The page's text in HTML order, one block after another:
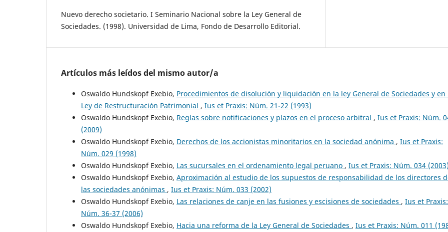
Nuevo derecho societario. I Seminario Nacional sobre la Ley General de
Sociedades. (1998). Universidad de Lima, Fondo de Desarrollo Editorial.
Artículos más leídos del mismo autor/a
Oswaldo Hundskopf Exebio, Procedimientos de disolución y liquidación en la ley General de Sociedades y en
Ley de Restructuración Patrimonial , Ius et Praxis: Núm. 21-22 (1993)
Oswaldo Hundskopf Exebio, Reglas sobre notificaciones y plazos en el proceso arbitral , Ius et Praxis: Núm.
(2009)
Oswaldo Hundskopf Exebio, Derechos de los accionistas minoritarios en la sociedad anónima , Ius et Praxis:
Núm. 029 (1998)
Oswaldo Hundskopf Exebio, Las sucursales en el ordenamiento legal peruano , Ius et Praxis: Núm. 034 (2003)
Oswaldo Hundskopf Exebio, Aproximación al estudio de los supuestos de responsabilidad de los directores
las sociedades anónimas , Ius et Praxis: Núm. 033 (2002)
Oswaldo Hundskopf Exebio, Las relaciones de canje en las fusiones y escisiones de sociedades , Ius et Praxis:
Núm. 36-37 (2006)
Oswaldo Hundskopf Exebio, Hacia una reforma de la Ley General de Sociedades , Ius et Praxis: Núm. 011